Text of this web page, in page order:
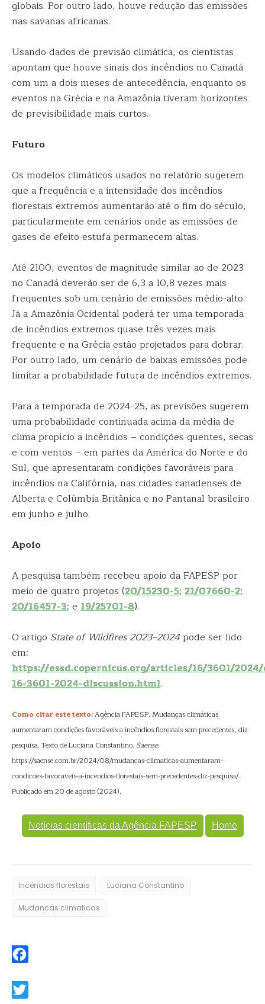
globais. Por outro lado, houve redução das emissões
nas savanas africanas.
Usando dados de previsão climática, os cientistas
apontam que houve sinais dos incêndios no Canadá
com um a dois meses de antecedência, enquanto os
eventos na Grécia e na Amazônia tiveram horizontes
de previsibilidade mais curtos.
Futuro
Os modelos climáticos usados no relatório sugerem
que a frequência e a intensidade dos incêndios
florestais extremos aumentarão até o fim do século,
particularmente em cenários onde as emissões de
gases de efeito estufa permanecem altas.
Até 2100, eventos de magnitude similar ao de 2023
no Canadá deverão ser de 6,3 a 10,8 vezes mais
frequentes sob um cenário de emissões médio-alto.
Já a Amazônia Ocidental poderá ter uma temporada
de incêndios extremos quase três vezes mais
frequente e na Grécia estão projetados para dobrar.
Por outro lado, um cenário de baixas emissões pode
limitar a probabilidade futura de incêndios extremos.
Para a temporada de 2024-25, as previsões sugerem
uma probabilidade continuada acima da média de
clima propício a incêndios – condições quentes, secas
e com ventos – em partes da América do Norte e do
Sul, que apresentaram condições favoráveis para
incêndios na Califórnia, nas cidades canadenses de
Alberta e Colúmbia Britânica e no Pantanal brasileiro
em junho e julho.
Apoio
A pesquisa também recebeu apoio da FAPESP por
meio de quatro projetos (20/15230-5; 21/07660-2;
20/16457-3; e 19/25701-8).
O artigo State of Wildfires 2023–2024pode ser lido
em:
https://essd.copernicus.org/articles/16/3601/2024/
16-3601-2024-discussion.html.
Como citar este texto:Agência FAPESP. Mudanças climáticas
aumentaram condições favoráveis a incêndios florestais sem precedentes, diz
pesquisa. Texto de Luciana Constantino. Saense.
https://saense.com.br/2024/08/mudancas-climaticas-aumentaram-
condicoes-favoraveis-a-incendios-florestais-sem-precedentes-diz-pesquisa/.
Publicado em 20 de agosto (2024).
Notícias científicas da Agência FAPESP Home
Incêndios florestais Luciana Constantino
Mudancas climaticas